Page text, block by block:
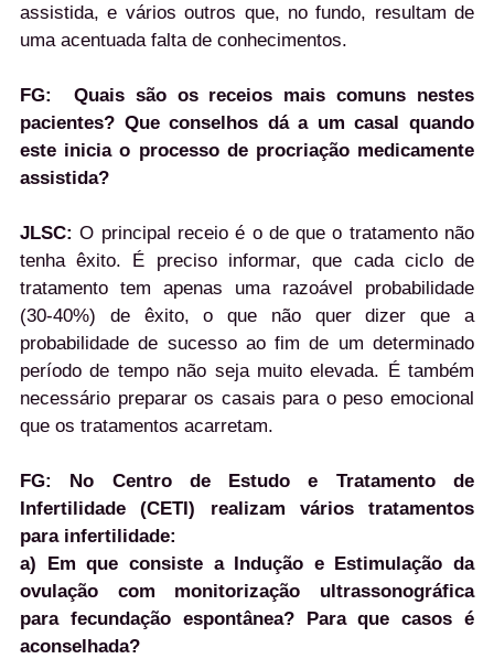
assistida, e vários outros que, no fundo, resultam de
uma acentuada falta de conhecimentos.
FG:
Quais são os receios mais comuns nestes
pacientes? Que conselhos dá a um casal quando
este inicia o processo de procriação medicamente
assistida?
JLSC:O principal receio é o de que o tratamento não
tenha êxito. É preciso informar, que cada ciclo de
tratamento tem apenas uma razoável probabilidade
(30-40%) de êxito, o que não quer dizer que a
probabilidade de sucesso ao fim de um determinado
período de tempo não seja muito elevada. É também
necessário preparar os casais para o peso emocional
que os tratamentos acarretam.
FG: No Centro de Estudo e Tratamento de
Infertilidade (CETI) realizam vários tratamentos
para infertilidade:
a) Em que consiste a Indução e Estimulação da
ovulação com monitorização ultrassonográfica
para fecundação espontânea? Para que casos é
aconselhada?